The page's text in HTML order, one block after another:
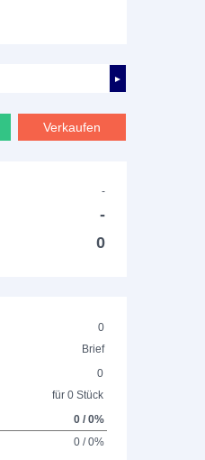
►
Verkaufen
-
-
0
0
Brief
0
für 0 Stück
0 / 0%
0 / 0%